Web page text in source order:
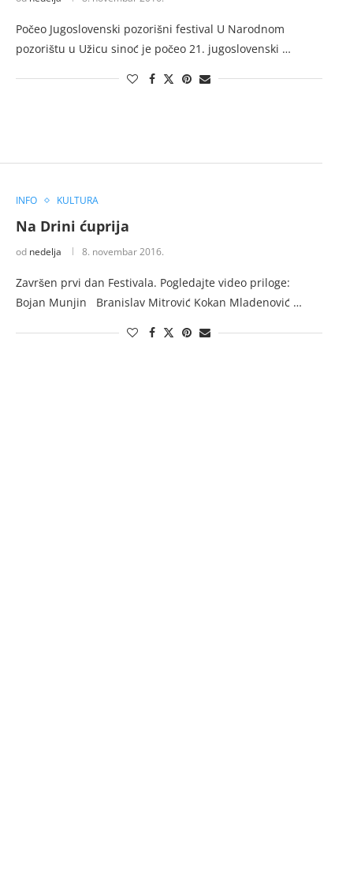
Počeo Jugoslovenski pozorišni festival U Narodnom
pozorištu u Užicu sinoć je počeo 21. jugoslovenski …
INFO KULTURA
Na Drini ćuprija
od nedelja 8. novembar 2016.
Završen prvi dan Festivala. Pogledajte video priloge:
Bojan Munjin Branislav Mitrović Kokan Mladenović …